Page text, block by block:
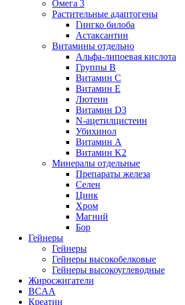
Омега 3
Растительные адаптогены
Гингко билоба
Астаксантин
Витамины отдельно
Альфа-липоевая кислота
Группы B
Витамин С
Витамин Е
Лютеин
Витамин D3
N-ацетилцистеин
Убихинол
Витамин А
Витамин K2
Минералы отдельные
Препараты железа
Селен
Цинк
Хром
Магний
Бор
Гейнеры
Гейнеры
Гейнеры высокобелковые
Гейнеры высокоуглеводные
Жиросжигатели
BCAA
Креатин